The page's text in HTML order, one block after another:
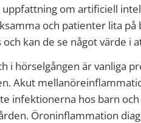
om artificiell
och patienter lita på
kan de se något värde i
i hörselgången är vanliga
Akut
infektionerna hos barn
Öroninflammation